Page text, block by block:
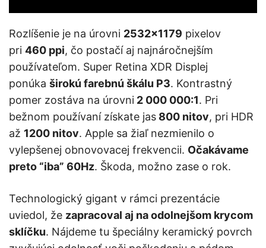
Rozlíšenie je na úrovni 2532×1179 pixelov
pri 460 ppi, čo postačí aj najnáročnejším
používateľom. Super Retina XDR Displej
ponúka širokú farebnú škálu P3. Kontrastný
pomer zostáva na úrovni 2 000 000:1. Pri
bežnom používaní získate jas 800 nitov, pri HDR
až 1200 nitov. Apple sa žiaľ nezmienilo o
vylepšenej obnovovacej frekvencii. Očakávame
preto “iba” 60Hz. Škoda, možno zase o rok.
Technologický gigant v rámci prezentácie
uviedol, že zapracoval aj na odolnejšom krycom
sklíčku. Nájdeme tu špeciálny keramický povrch